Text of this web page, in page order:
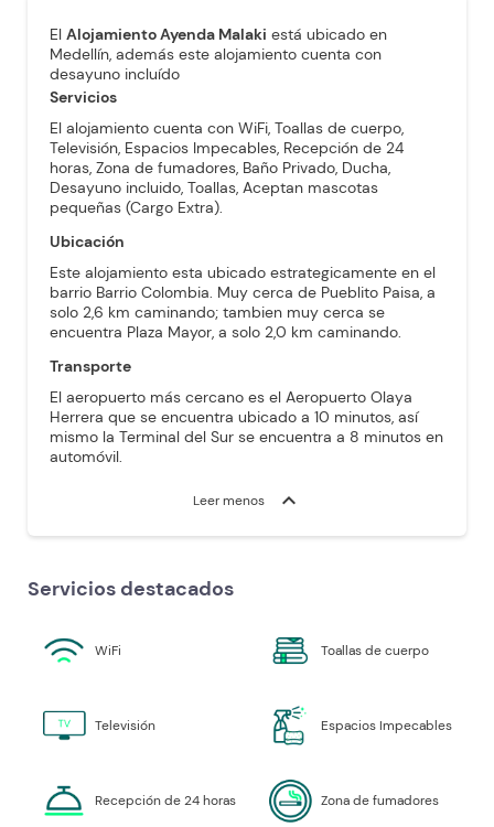
El Alojamiento Ayenda Malaki está ubicado en
Medellín, además este alojamiento cuenta con
desayuno incluído
Servicios
El alojamiento cuenta con WiFi, Toallas de cuerpo,
Televisión, Espacios Impecables, Recepción de 24
horas, Zona de fumadores, Baño Privado, Ducha,
Desayuno incluido, Toallas, Aceptan mascotas
pequeñas (Cargo Extra).
Ubicación
Este alojamiento esta ubicado estrategicamente en el
barrio Barrio Colombia. Muy cerca de Pueblito Paisa, a
solo 2,6 km caminando; tambien muy cerca se
encuentra Plaza Mayor, a solo 2,0 km caminando.
Transporte
El aeropuerto más cercano es el Aeropuerto Olaya
Herrera que se encuentra ubicado a 10 minutos, así
mismo la Terminal del Sur se encuentra a 8 minutos en
automóvil.
Leer menos expand_more
Servicios destacados
WiFi Toallas de cuerpo
Televisión Espacios Impecables
Recepción de 24 horas Zona de fumadores